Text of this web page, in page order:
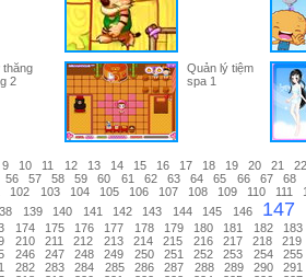
thăng
2
Quản lý tiệm
spa 1
9 10 11 12 13 14 15 16 17 18 19 20 21
22
56 57 58 59 60 61 62 63 64 65 66 67
68
102 103 104 105 106 107 108 109 110 111
139 140 141 142 143 144 145 146 147
174 175 176 177 178 179 180 181 182
183
210 211 212 213 214 215 216 217 218
219
246 247 248 249 250 251 252 253 254
255
282 283 284 285 286 287 288 289 290
291